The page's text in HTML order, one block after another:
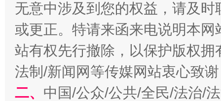
习近平的博鳌关键词
魏明亮
无意中涉及到您的权益，请及
或更正。特请来函来电说明本
站有权先行撤除，以保护版权
法制/新闻网等传媒网站衷心致
二、 中国/公众/公共/全民/法治/